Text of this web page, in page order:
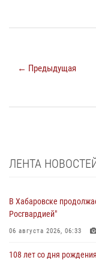
← Предыдущая
ЛЕНТА
В Хабаровске
Росгвардией"
06 августа 2026, 06:33
108 лет со дня